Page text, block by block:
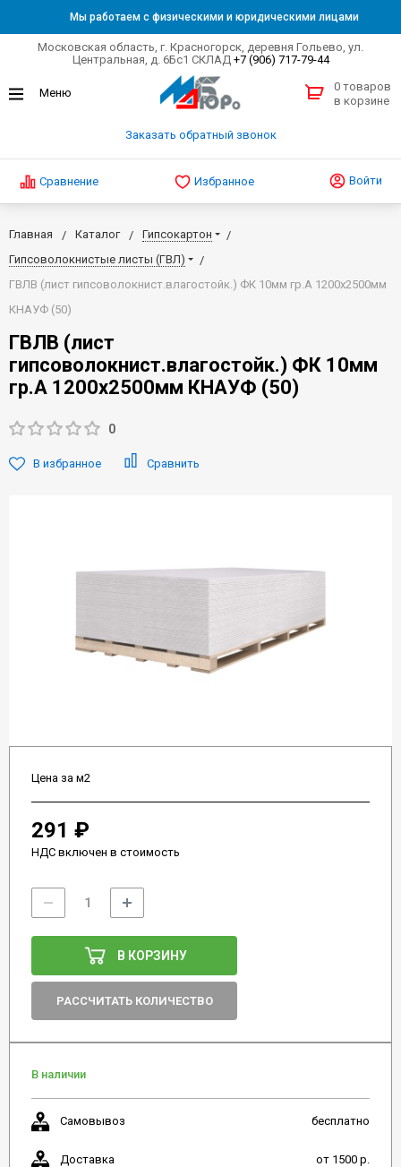
Мы работаем с физическими и юридическими лицами
Московская область, г. Красногорск, деревня Гольево, ул.
Центральная, д. 6Бс1 СКЛАД +7 (906) 717-79-44
Заказать обратный звонок
0 товаров
в корзине
Сравнение Избранное Войти
Главная Каталог
Гипсокартон
Гипсоволокнистые листы (ГВЛ)
ГВЛВ (лист гипсоволокнист.влагостойк.) ФК 10мм гр.А 1200х2500мм
КНАУФ (50)
ГВЛВ (лист
гипсоволокнист.влагостойк.) ФК 10мм
гр.А 1200х2500мм КНАУФ (50)
0
В избранное Сравнить
Цена за м2
291 ₽
НДС включен в стоимость
В КОРЗИНУ
РАССЧИТАТЬ КОЛИЧЕСТВО
В наличии
Самовывоз бесплатно
Доставка от 1500 р.